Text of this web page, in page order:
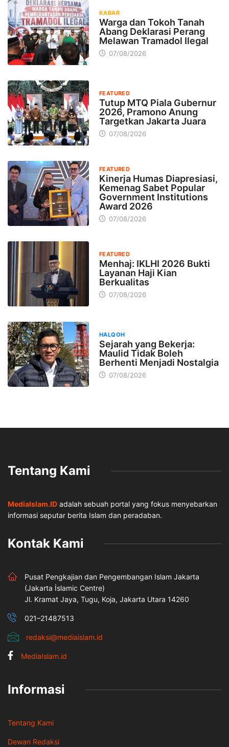
KABAR
Warga dan Tokoh Tanah
Abang Deklarasi Perang
Melawan Tramadol Ilegal
07/08/2026
FEATURED
Tutup MTQ Piala Gubernur
2026, Pramono Anung
Targetkan Jakarta Juara
07/08/2026
FEATURED
Kinerja Humas Diapresiasi,
Kemenag Sabet Popular
Government Institutions
Award 2026
07/08/2026
FEATURED
Menhaj: IKLHI 2026 Bukti
Layanan Haji Kian
Berkualitas
07/08/2026
HALQOH
Sejarah yang Bekerja:
Maulid Tidak Boleh
Berhenti Menjadi Nostalgia
07/08/2026
Tentang Kami
MediaIslam.ID adalah sebuah portal yang fokus menyebarkan
informasi seputar berita Islam dan peradaban.
Kontak Kami
Pusat Pengkajian dan Pengembangan Islam Jakarta
(Jakarta İslamic Centre)
Jl. Kramat Jaya, Tugu, Koja, Jakarta Utara 14260
021–21487513
redaksi@mediaislam.id
MediaIslam.id
Informasi
Tentang Kami
Dewan Redaksi